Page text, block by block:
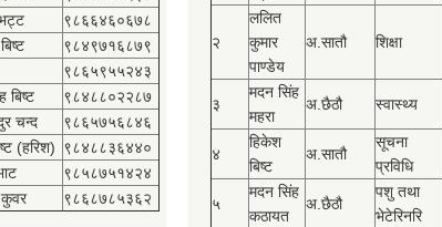
९८६६४६०६७८
९८४९७१६८७९
९८६५९५५२४३
बिष्‍ट
९८४८८०२२८७
चन्द
९८६५७५६८४६
(हरिश) ९८४८८३६४४०
९८५८७५१४२४
कुवर ९८६८७८५३६२
२
ललित
कुमार
पाण्डेय
अ.सातौ शिक्षा
३
मदन सिंह
महरा
अ.छैठौ स्वास्थ्य
४
हिकेश
बिष्‍ट
अ.सातौ
सूचना
प्रविधि
५
मदन सिंह
कठायत
अ.छैठौ
पशु तथा
भेटेरिनरि